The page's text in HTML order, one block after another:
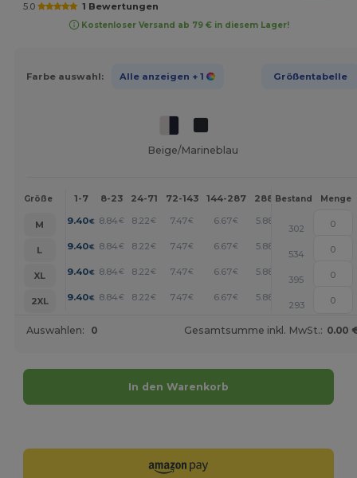
5.0 1 Bewertungen
Kostenloser Versand ab 79 € in diesem Lager!
Farbe auswahl: Alle anzeigen + 1 Größentabelle
Beige/Marineblau
Größe 1-7 8-23 24-71 72-143 144-287 288 + Mehr
Bestand Menge
M 9.40€ 8.84€ 8.22 € 7.47€ 6.67€ 5.88 +
302
L
9.40€ 8.84€ 8.22 € 7.47€ 6.67€ 5.88 +
534
XL
9.40€ 8.84€ 8.22 € 7.47€ 6.67€ 5.88 +
395
2XL
9.40€ 8.84€ 8.22 € 7.47€ 6.67€ 5.88 +
293
Auswahlen: 0 Gesamtsumme inkl. MwSt.: 0.00
In den Warenkorb